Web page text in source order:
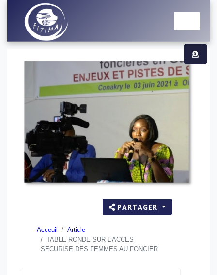
PARTAGER
Acceuil
Article
TABLE RONDE SUR L’ACCES
SECURISE DES FEMMES AU FONCIER